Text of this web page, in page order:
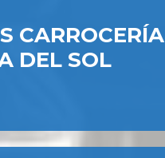
CARROCERÍA
DEL SOL